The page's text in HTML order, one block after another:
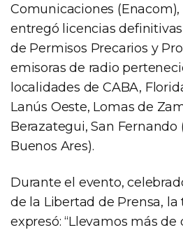
Comunicaciones (Enacom),
entregó licencias
de Permisos Precarios y
emisoras de radio
localidades de CABA,
Lanús Oeste, Lomas de
Berazategui, San Fernando
Buenos Ares).
Durante el evento,
de la Libertad de Prensa,
expresó: “Llevamos más de